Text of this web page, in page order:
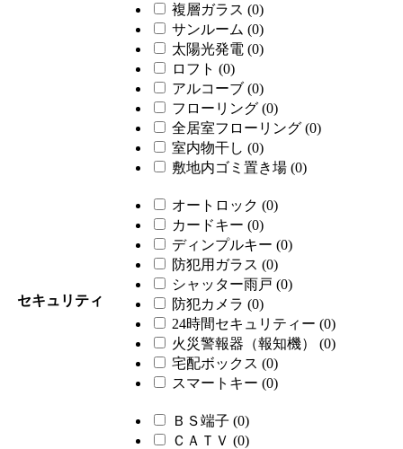
複層ガラス (0)
サンルーム (0)
太陽光発電 (0)
ロフト (0)
アルコーブ (0)
フローリング (0)
全居室フローリング (0)
室内物干し (0)
敷地内ゴミ置き場 (0)
セキュリティ
オートロック (0)
カードキー (0)
ディンプルキー (0)
防犯用ガラス (0)
シャッター雨戸 (0)
防犯カメラ (0)
24時間セキュリティー (0)
火災警報器（報知機） (0)
宅配ボックス (0)
スマートキー (0)
ＢＳ端子 (0)
ＣＡＴＶ (0)